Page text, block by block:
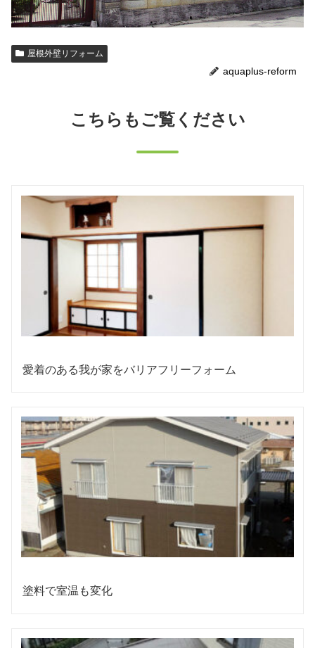
屋根外壁リフォーム
aquaplus-reform
こちらもご覧ください
愛着のある我が家をバリアフリーフォーム
塗料で室温も変化